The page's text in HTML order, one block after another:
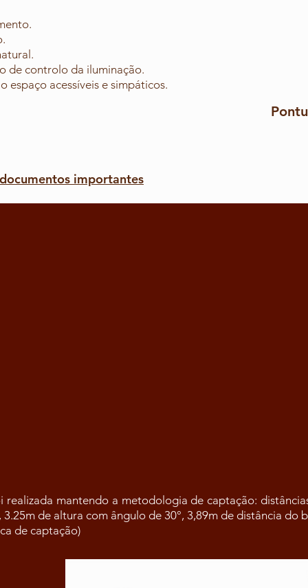
de controlo da iluminação.
espaço acessíveis e simpáticos.
importantes
realizada mantendo a metodologia de captação:
3.25m de altura com ângulo de 30°, 3,89m de distância
de captação)